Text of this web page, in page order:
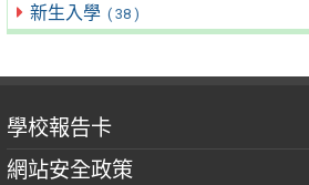
新生入學 ( 38 )
學校報告卡
網站安全政策